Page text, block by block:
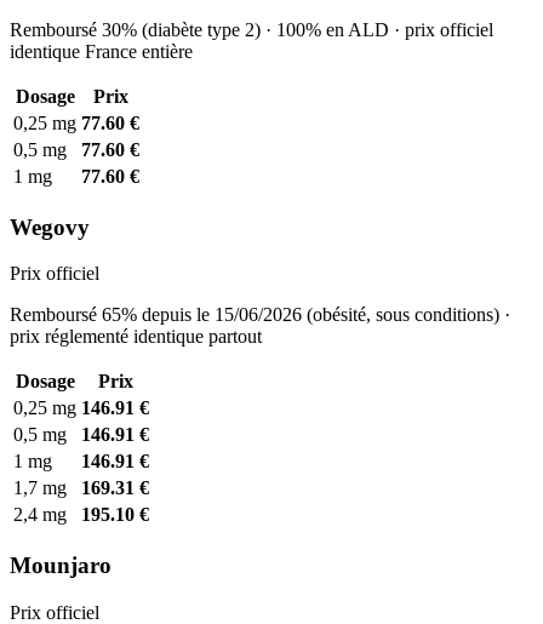
Remboursé 30% (diabète type 2) · 100% en ALD · prix officiel
identique France entière
Dosage
Prix
0,25 mg 77.60 €
0,5 mg
77.60 €
1 mg
77.60 €
Wegovy
Prix officiel
Remboursé 65% depuis le 15/06/2026 (obésité, sous conditions) ·
prix réglementé identique partout
Dosage
Prix
0,25 mg 146.91 €
0,5 mg
146.91 €
1 mg
146.91 €
1,7 mg
169.31 €
2,4 mg
195.10 €
Mounjaro
Prix officiel